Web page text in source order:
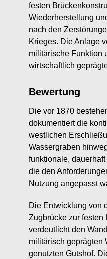
festen
Wiederherstellung
nach den
Krieges. Die Anlage
militärische Funktion
wirtschaftlich
Bewertung
Die vor 1870
dokumentiert die
westlichen
Wassergraben
funktionale,
die den
Nutzung angepasst
Die Entwicklung von
Zugbrücke zur festen
verdeutlicht den
militärisch geprägten
genutzten Gutshof.